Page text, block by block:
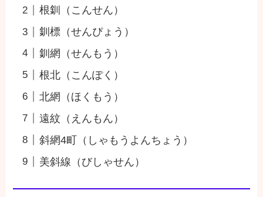
根釧（こんせん）
釧標（せんぴょう）
釧網（せんもう）
根北（こんぽく）
北網（ほくもう）
遠紋（えんもん）
斜網4町（しゃもうよんちょう）
美斜線（びしゃせん）